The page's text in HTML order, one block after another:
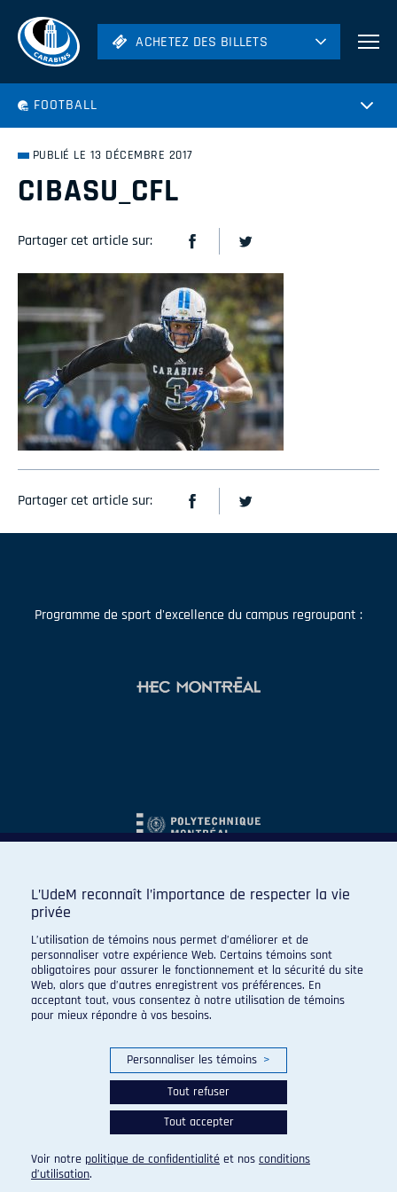
ACHETEZ DES BILLETS
Volleyball
ACHETEZ DES BILLETS
FOOTBALL
PUBLIÉ LE 13 DÉCEMBRE 2017
CIBASU_CFL
Partager cet article sur:
Partager cet article sur:
Programme de sport d'excellence du campus regroupant :
© 2026 Carabins de l'Université de Montréal. Tous droits
réservés.
Paramètres des témoins
L’UdeM reconnaît l’importance de respecter la vie
privée
L’utilisation de témoins nous permet d’améliorer et de
personnaliser votre expérience Web. Certains témoins sont
obligatoires pour assurer le fonctionnement et la sécurité du site
Web, alors que d’autres enregistrent vos préférences. En
acceptant tout, vous consentez à notre utilisation de témoins
pour mieux répondre à vos besoins.
Personnaliser les témoins >
Tout refuser
Tout accepter
Voir notre politique de confidentialité et nos conditions
d’utilisation.